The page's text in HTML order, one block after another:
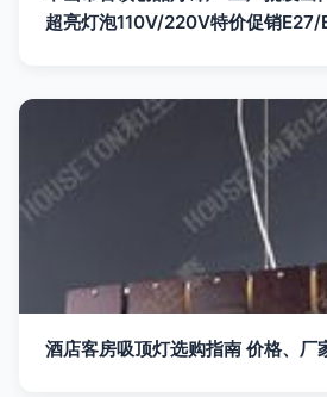
超亮灯泡110V/220V特价促销
酒店客房吸顶灯选购指南 价格、厂